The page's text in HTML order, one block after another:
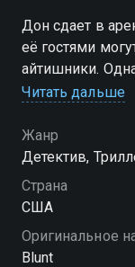
Дон сдает в
её гостями
айтишники.
после чего Дон
сделать
Читать дальше
Жанр
Детектив,
Страна
США
Оригинальное
Blunt